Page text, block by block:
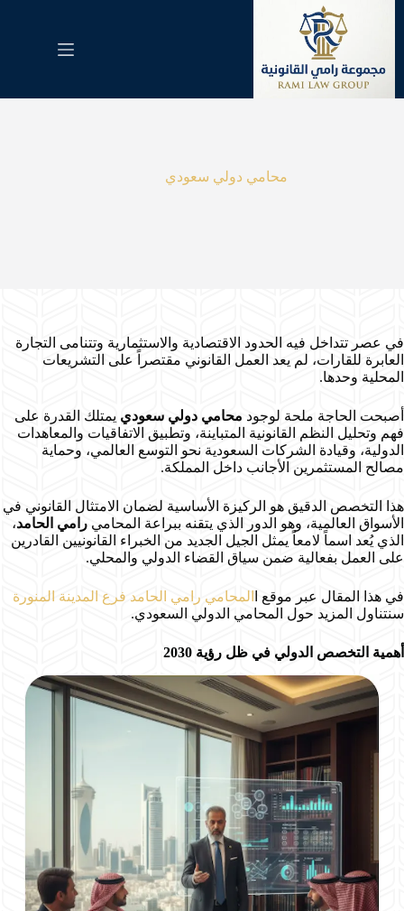
محامي دولي سعودي
في عصر تتداخل فيه الحدود الاقتصادية والاستثمارية وتتنامى التجارة
العابرة للقارات، لم يعد العمل القانوني مقتصراً على التشريعات
المحلية وحدها.
أصبحت الحاجة ملحة لوجود محامي دولي سعودي يمتلك القدرة على
فهم وتحليل النظم القانونية المتباينة، وتطبيق الاتفاقيات والمعاهدات
الدولية، وقيادة الشركات السعودية نحو التوسع العالمي، وحماية
مصالح المستثمرين الأجانب داخل المملكة.
هذا التخصص الدقيق هو الركيزة الأساسية لضمان الامتثال القانوني في
الأسواق العالمية، وهو الدور الذي يتقنه ببراعة المحامي رامي الحامد،
الذي يُعد اسماً لامعاً يمثل الجيل الجديد من الخبراء القانونيين القادرين
على العمل بفعالية ضمن سياق القضاء الدولي والمحلي.
في هذا المقال عبر موقع ا
المحامي رامي الحامد فرع المدينة المنورة
سنتناول المزيد حول المحامي الدولي السعودي.
أهمية التخصص الدولي في ظل رؤية 2030